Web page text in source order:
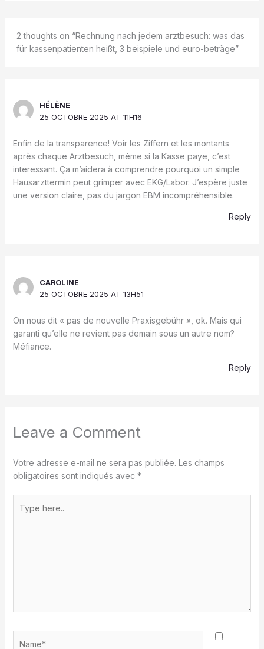
2 thoughts on “Rechnung nach jedem arztbesuch: was das
für kassenpatienten heißt, 3 beispiele und euro-beträge”
HÉLÈNE
25 OCTOBRE 2025 AT 11H16
Enfin de la transparence! Voir les Ziffern et les montants
après chaque Arztbesuch, même si la Kasse paye, c’est
interessant. Ça m’aidera à comprendre pourquoi un simple
Hausarzttermin peut grimper avec EKG/Labor. J’espère juste
une version claire, pas du jargon EBM incompréhensible.
Reply
CAROLINE
25 OCTOBRE 2025 AT 13H51
On nous dit « pas de nouvelle Praxisgebühr », ok. Mais qui
garanti qu’elle ne revient pas demain sous un autre nom?
Méfiance.
Reply
Leave a Comment
Votre adresse e-mail ne sera pas publiée. Les champs
obligatoires sont indiqués avec *
here..